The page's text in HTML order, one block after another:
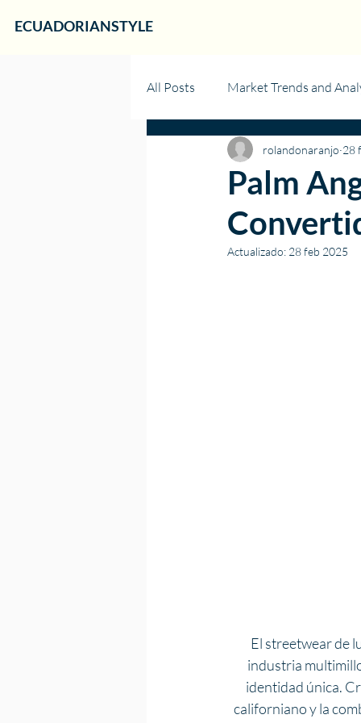
ECUADORIANSTYLE
All Posts Market Trends and
Palm
rolandonaranjo 28
Actualizado: 28 feb 2025
El streetwear de
industria
identidad única.
californiano y la